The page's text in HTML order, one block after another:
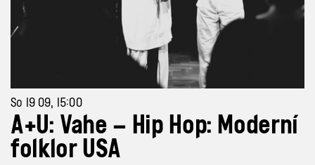
So 19 09, 15:00
A+U: Vahe – Hip Hop: Moderní
folklor USA